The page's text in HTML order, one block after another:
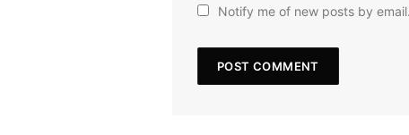
Notify me of new posts by email.